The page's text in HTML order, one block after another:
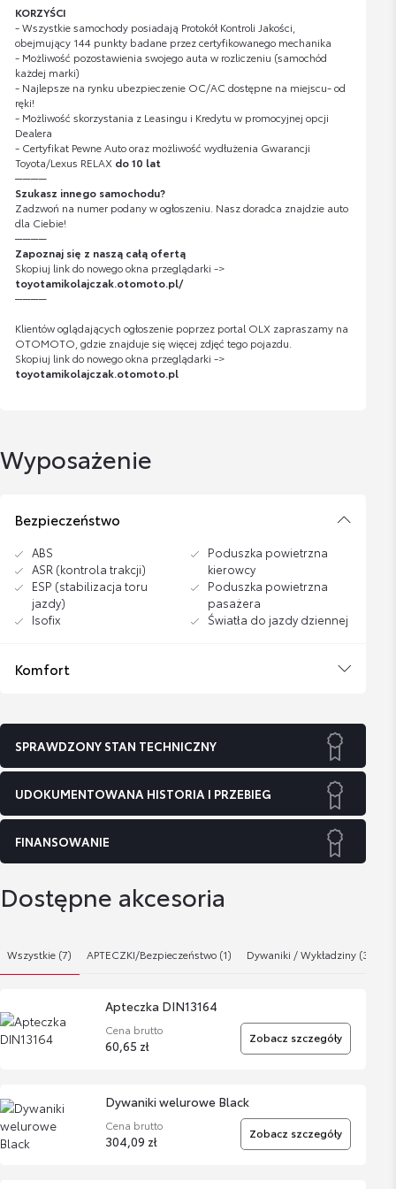
KORZYŚCI
- Wszystkie samochody posiadają Protokół Kontroli Jakości,
obejmujący 144 punkty badane przez certyfikowanego mechanika
- Możliwość pozostawienia swojego auta w rozliczeniu (samochód
każdej marki)
- Najlepsze na rynku ubezpieczenie OC/AC dostępne na miejscu- od
ręki!
- Możliwość skorzystania z Leasingu i Kredytu w promocyjnej opcji
Dealera
- Certyfikat Pewne Auto oraz możliwość wydłużenia Gwarancji
Toyota/Lexus RELAX do 10 lat
────
Szukasz innego samochodu?
Zadzwoń na numer podany w ogłoszeniu. Nasz doradca znajdzie auto
dla Ciebie!
────
Zapoznaj się z naszą całą ofertą
Skopiuj link do nowego okna przeglądarki ->
toyotamikolajczak.otomoto.pl/
────
Klientów oglądających ogłoszenie poprzez portal OLX zapraszamy na
OTOMOTO, gdzie znajduje się więcej zdjęć tego pojazdu.
Skopiuj link do nowego okna przeglądarki ->
toyotamikolajczak.otomoto.pl
Wyposażenie
Bezpieczeństwo
ABS
ASR (kontrola trakcji)
ESP (stabilizacja toru
jazdy)
Isofix
Poduszka powietrzna
kierowcy
Poduszka powietrzna
pasażera
Światła do jazdy dziennej
Komfort
SPRAWDZONY STAN TECHNICZNY
UDOKUMENTOWANA HISTORIA I PRZEBIEG
FINANSOWANIE
Dostępne akcesoria
Wszystkie (7) APTECZKI/Bezpieczeństwo (1) Dywaniki / Wykładziny (3)
Apteczka DIN13164
Cena brutto
60,65 zł Zobacz szczegóły
Dywaniki welurowe Black
Cena brutto
304,09 zł Zobacz szczegóły